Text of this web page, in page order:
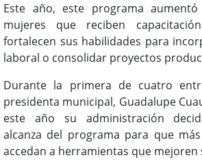
Este año, este programa
mujeres que reciben
fortalecen sus habilidades para
laboral o consolidar proyectos
Durante la primera de cuatro
presidenta municipal, Guadalupe
este año su administración
alcanza del programa para que
accedan a herramientas que mejoren